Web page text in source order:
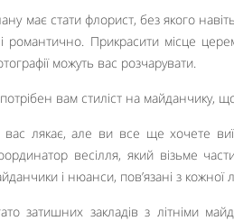
має стати флорист, без якого
романтично. Прикрасити місце
можуть вас розчарувати.
вам стиліст на майданчику,
вас лякає, але ви все ще хочете
весілля, який візьме
і нюанси, пов’язані з кожної
затишних закладів з літніми